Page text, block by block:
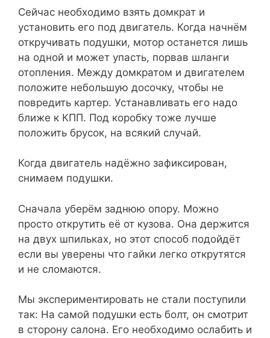
Сейчас необходимо взять домкрат и
установить его под двигатель. Когда начнём
откручивать подушки, мотор останется лишь
на одной и может упасть, порвав шланги
отопления. Между домкратом и двигателем
положите небольшую досочку, чтобы не
повредить картер. Устанавливать его надо
ближе к КПП. Под коробку тоже лучше
положить брусок, на всякий случай.
Когда двигатель надёжно зафиксирован,
снимаем подушки.
Сначала уберём заднюю опору. Можно
просто открутить её от кузова. Она держится
на двух шпильках, но этот способ подойдёт
если вы уверены что гайки легко открутятся
и не сломаются.
Мы экспериментировать не стали поступили
так: На самой подушки есть болт, он смотрит
в сторону салона. Его необходимо ослабить и